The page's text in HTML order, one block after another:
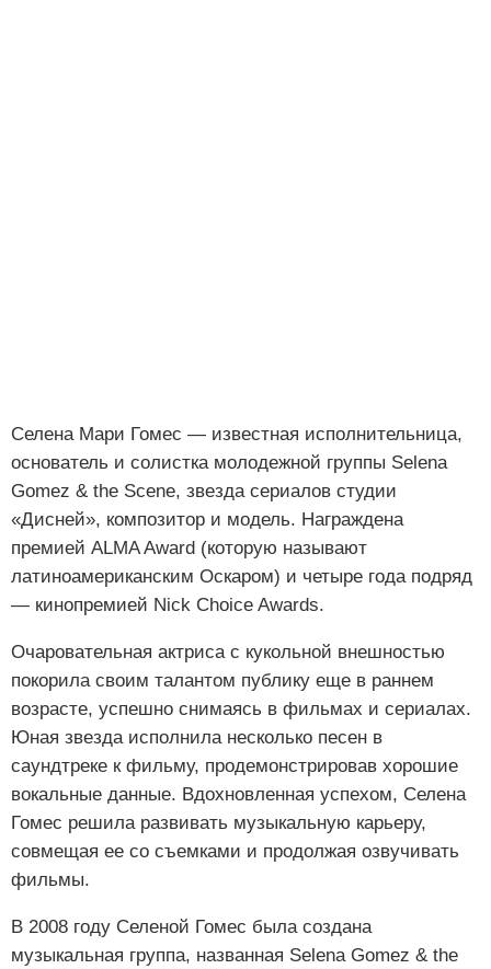
Селена Мари Гомес — известная исполнительница,
основатель и солистка молодежной группы Selena
Gomez & the Scene, звезда сериалов студии
«Дисней», композитор и модель. Награждена
премией ALMA Award (которую называют
латиноамериканским Оскаром) и четыре года подряд
— кинопремией Nick Choice Awards.
Очаровательная актриса с кукольной внешностью
покорила своим талантом публику еще в раннем
возрасте, успешно снимаясь в фильмах и сериалах.
Юная звезда исполнила несколько песен в
саундтреке к фильму, продемонстрировав хорошие
вокальные данные. Вдохновленная успехом, Селена
Гомес решила развивать музыкальную карьеру,
совмещая ее со съемками и продолжая озвучивать
фильмы.
В 2008 году Селеной Гомес была создана
музыкальная группа, названная Selena Gomez & the